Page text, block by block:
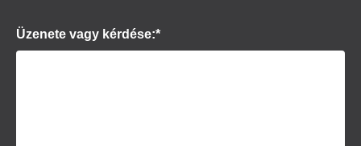
Üzenete vagy kérdése:*